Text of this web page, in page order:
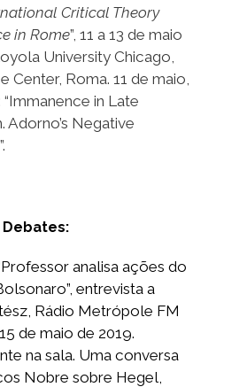
Critical Theory
in Rome”, 11 a 13 de maio
University Chicago,
Center, Roma. 11 de maio,
in Late
Adorno’s Negative
analisa ações do
entrevista a
Rádio Metrópole FM
de maio de 2019.
na sala. Uma conversa
Nobre sobre Hegel,